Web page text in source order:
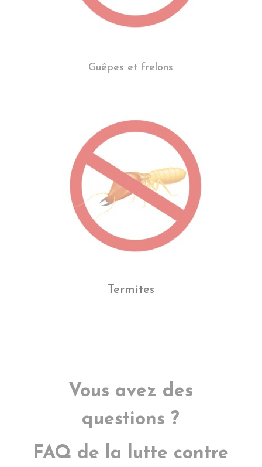
Guêpes et frelons
Termites
Vous avez des
questions ?
FAQ de la lutte contre